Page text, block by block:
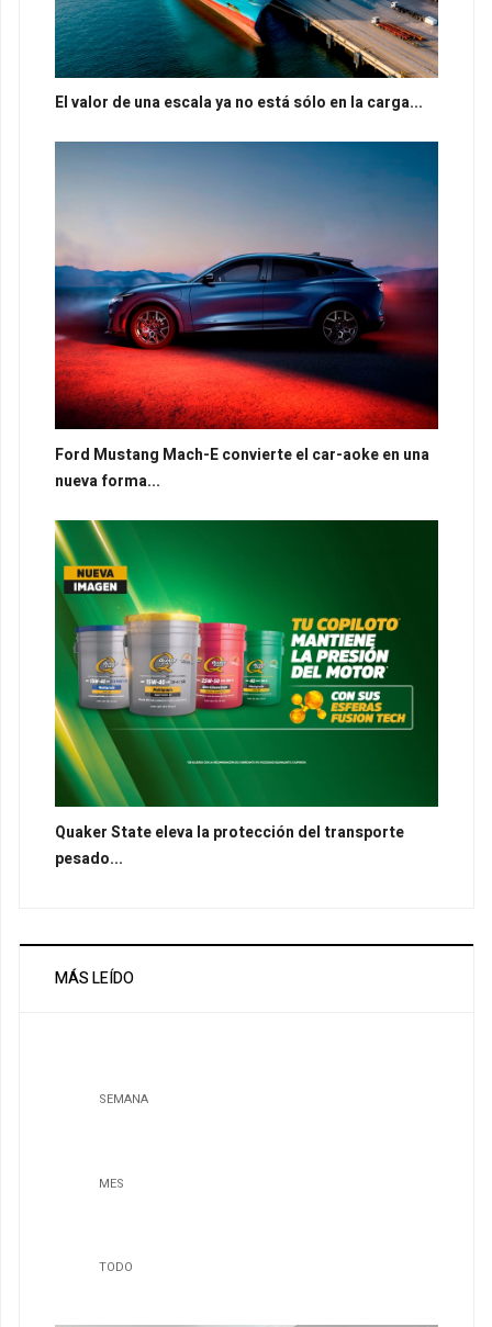
El valor de una escala ya no está sólo en la carga...
Ford Mustang Mach-E convierte el car-aoke en una
nueva forma...
Quaker State eleva la protección del transporte
pesado...
MÁS LEÍDO
SEMANA
MES
TODO